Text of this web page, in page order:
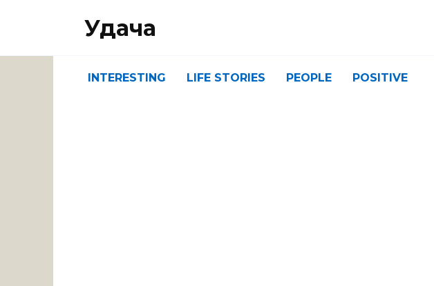
Удача
INTERESTING LIFE STORIES PEOPLE POSITIVE